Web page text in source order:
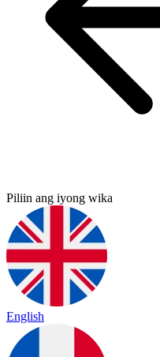
Piliin ang iyong wika
English